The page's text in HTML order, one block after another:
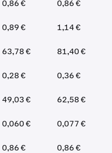
0,86 € 0,86 €
0,89 € 1,14 €
63,78 € 81,40 €
0,28 € 0,36 €
49,03 € 62,58 €
0,060 € 0,077 €
0,86 € 0,86 €